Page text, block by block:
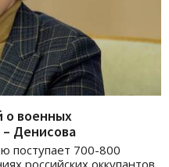
о военных
– Денисова
поступает 700-800
российских оккупантов.